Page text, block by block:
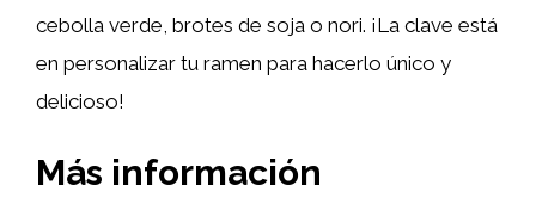
cebolla verde, brotes de soja o nori. ¡La clave está
en personalizar tu ramen para hacerlo único y
delicioso!
Más información